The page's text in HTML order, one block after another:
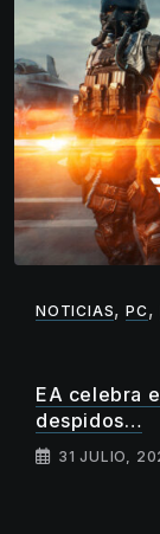
NOTICIAS,PC,
EA celebra
despidos…
31 JULIO,